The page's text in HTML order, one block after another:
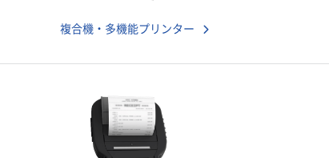
複合機・多機能プリンター